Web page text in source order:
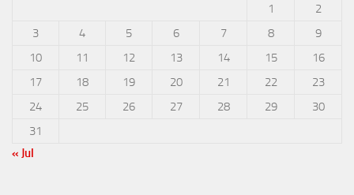
1
2
3
4 5 6 7 8
9
10
11 12 13 14 15
16
17
18 19 20 21 22
23
24
25 26 27 28 29
30
31
« Jul